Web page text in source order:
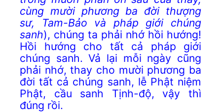
cùng mười phương ba đời thượng
sư, Tam-Bảo và pháp giới chúng
sanh), chúng ta phải nhớ hồi hướng!
Hồi hướng cho tất cả pháp giới
chúng sanh. Vả lại mỗi ngày cũng
phải nhớ, thay cho mười phương ba
đời tất cả chúng sanh, lễ Phật niệm
Phật, cầu sanh Tịnh-độ, vậy thì
đúng rồi.